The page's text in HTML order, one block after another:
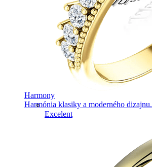
Harmony
Harmónia klasiky a moderného dizajnu.
Excelent